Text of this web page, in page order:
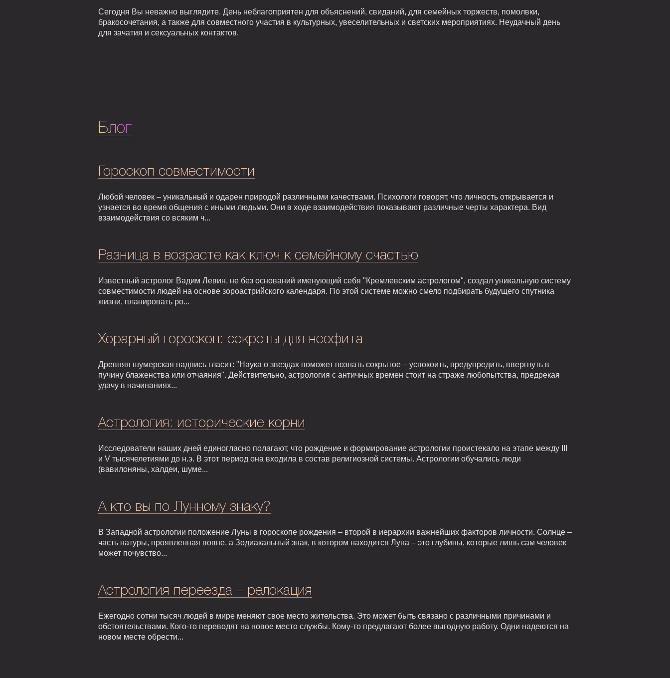
Сегодня Вы неважно выглядите. День неблагоприятен для объяснений, свиданий, для семейных торжеств, помолвки,
бракосочетания, а также для совместного участия в культурных, увеселительных и светских мероприятиях. Неудачный день
для зачатия и сексуальных контактов.
Блог
Гороскоп совместимости
Любой человек – уникальный и одарен природой различными качествами. Психологи говорят, что личность открывается и
узнается во время общения с иными людьми. Они в ходе взаимодействия показывают различные черты характера. Вид
взаимодействия со всяким ч...
Разница в возрасте как ключ к семейному счастью
Известный астролог Вадим Левин, не без оснований именующий себя "Кремлевским астрологом", создал уникальную систему
совместимости людей на основе зороастрийского календаря. По этой системе можно смело подбирать будущего спутника
жизни, планировать ро...
Хорарный гороскоп: секреты для неофита
Древняя шумерская надпись гласит: "Наука о звездах поможет познать сокрытое – успокоить, предупредить, ввергнуть в
пучину блаженства или отчаяния". Действительно, астрология с античных времен стоит на страже любопытства, предрекая
удачу в начинаниях...
Астрология: исторические корни
Исследователи наших дней единогласно полагают, что рождение и формирование астрологии проистекало на этапе между III
и V тысячелетиями до н.э. В этот период она входила в состав религиозной системы. Астрологии обучались люди
(вавилоняны, халдеи, шуме...
А кто вы по Лунному знаку?
В Западной астрологии положение Луны в гороскопе рождения – второй в иерархии важнейших факторов личности. Солнце –
часть натуры, проявленная вовне, а Зодиакальный знак, в котором находится Луна – это глубины, которые лишь сам человек
может почувство...
Астрология переезда – релокация
Ежегодно сотни тысяч людей в мире меняют свое место жительства. Это может быть связано с различными причинами и
обстоятельствами. Кого-то переводят на новое место службы. Кому-то предлагают более выгодную работу. Одни надеются на
новом месте обрести...